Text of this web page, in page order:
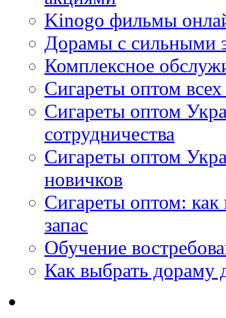
Kinogo фильмы
Дорамы с сильными
Комплексное
Сигареты оптом
Сигареты оптом
сотрудничества
Сигареты оптом
новичков
Сигареты оптом:
запас
Обучение
Как выбрать дораму